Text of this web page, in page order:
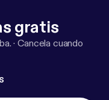
gratis
·Cancela cuando